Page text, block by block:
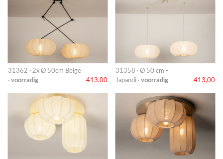
31362 · 2x Ø 50cm Beige
· voorradig 413,00
31358 · Ø 50 cm -
Japandi · voorradig 413,00